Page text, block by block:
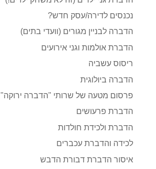
נכנסים לדירה/עסק חדש?
הדברה לבניין מגורים (וועדי בתים)
הדברת אולמות וגני אירועים
ריסוס עשביה
הדברה ביולוגית
פרסום מטעה של שרותי "הדברה ירוקה"
הדברת פרעושים
הדברת ולכידת חולדות
לכידה והדברת עכברים
איסור הדברת דבורת הדבש